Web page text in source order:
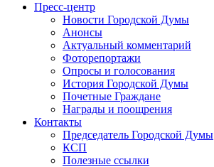
Пресс-центр
Новости Городской Думы
Анонсы
Актуальный комментарий
Фоторепортажи
Опросы и голосования
История Городской Думы
Почетные Граждане
Награды и поощрения
Контакты
Председатель Городской Думы
КСП
Полезные ссылки